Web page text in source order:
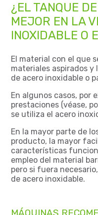
¿EL TANQUE
MEJOR EN LA
INOXIDABLE O
El material con el que
materiales aspirados
de acero inoxidable o
En algunos casos, por
prestaciones (véase,
se utiliza el acero
En la mayor parte de
producto, la mayor
características
empleo del material
pero si fuera
de acero inoxidable.